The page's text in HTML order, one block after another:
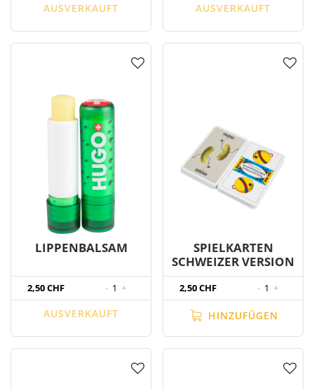
AUSVERKAUFT AUSVERKAUFT
LIPPENBALSAM
2,50 CHF - 1 +
AUSVERKAUFT
SPIELKARTEN
SCHWEIZER VERSION
2,50 CHF - 1 +
HINZUFÜGEN